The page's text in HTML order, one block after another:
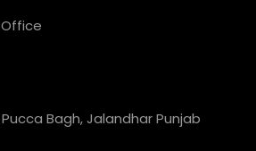
Bagh, Jalandhar Punjab